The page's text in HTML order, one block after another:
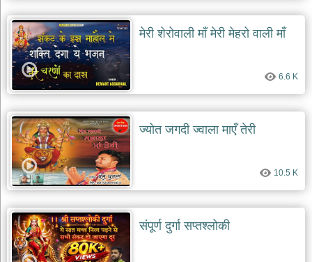
मेरी शेरोवाली माँ मेरी मेहरो वाली माँ
6.6 K
ज्योत जगदी ज्वाला माएँ तेरी
10.5 K
संपूर्ण दुर्गा सप्तश्लोकी